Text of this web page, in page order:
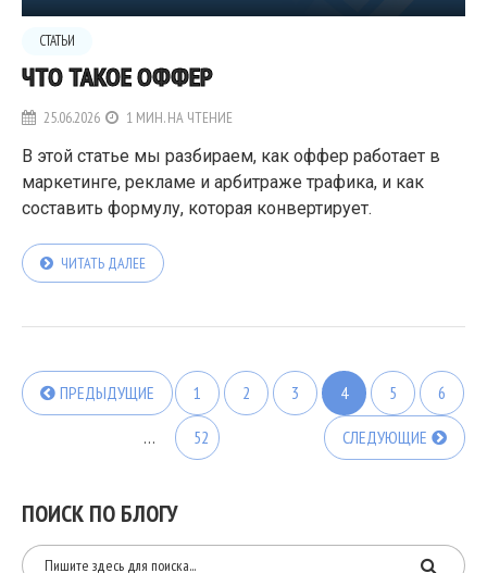
СТАТЬИ
ЧТО ТАКОЕ ОФФЕР
25.06.2026 1 МИН. НА ЧТЕНИЕ
В этой статье мы разбираем, как оффер работает в
маркетинге, рекламе и арбитраже трафика, и как
составить формулу, которая конвертирует.
ЧИТАТЬ ДАЛЕЕ
ПРЕДЫДУЩИЕ 1 2 3 4 5 6
… 52 СЛЕДУЮЩИЕ
ПОИСК ПО БЛОГУ